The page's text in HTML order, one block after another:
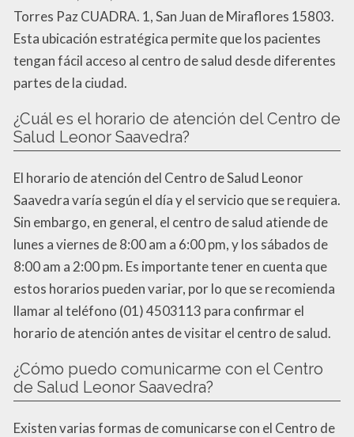
Torres Paz CUADRA. 1, San Juan de Miraflores 15803.
Esta ubicación estratégica permite que los pacientes
tengan fácil acceso al centro de salud desde diferentes
partes de la ciudad.
¿Cuál es el horario de atención del Centro de
Salud Leonor Saavedra?
El horario de atención del Centro de Salud Leonor
Saavedra varía según el día y el servicio que se requiera.
Sin embargo, en general, el centro de salud atiende de
lunes a viernes de 8:00 am a 6:00 pm, y los sábados de
8:00 am a 2:00 pm. Es importante tener en cuenta que
estos horarios pueden variar, por lo que se recomienda
llamar al teléfono (01) 4503113 para confirmar el
horario de atención antes de visitar el centro de salud.
¿Cómo puedo comunicarme con el Centro
de Salud Leonor Saavedra?
Existen varias formas de comunicarse con el Centro de